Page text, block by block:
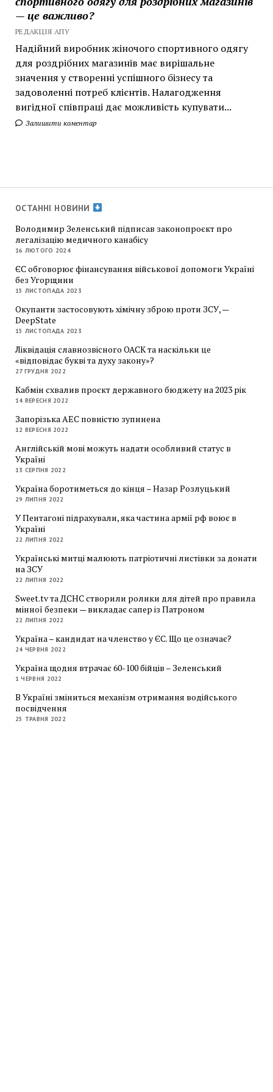
— це важливо?
РЕДАКЦІЯ АПУ
Надійний виробник жіночого спортивного одягу
для роздрібних магазинів має вирішальне
значення у створенні успішного бізнесу та
задоволенні потреб клієнтів. Налагодження
вигідної співпраці дає можливість купувати...
Залишити коментар
ОСТАННІ НОВИНИ
Володимир Зеленський підписав законопроєкт про
легалізацію медичного канабісу
16 ЛЮТОГО 2024
ЄС обговорює фінансування військової допомоги Україні
без Угорщини
15 ЛИСТОПАДА 2023
Окупанти застосовують хімічну зброю проти ЗСУ, —
DeepState
15 ЛИСТОПАДА 2023
Ліквідація славнозвісного ОАСК та наскільки це
«відповідає букві та духу закону»?
27 ГРУДНЯ 2022
Кабмін схвалив проєкт державного бюджету на 2023 рік
14 ВЕРЕСНЯ 2022
Запорізька АЕС повністю зупинена
12 ВЕРЕСНЯ 2022
Англійській мові можуть надати особливий статус в
Україні
13 СЕРПНЯ 2022
Україна боротиметься до кінця – Назар Розлуцький
29 ЛИПНЯ 2022
У Пентагоні підрахували, яка частина армії рф воює в
Україні
22 ЛИПНЯ 2022
Українські митці малюють патріотичні листівки за донати
на ЗСУ
22 ЛИПНЯ 2022
Sweet.tv та ДСНС створили ролики для дітей про правила
мінної безпеки — викладає сапер із Патроном
22 ЛИПНЯ 2022
Україна – кандидат на членство у ЄС. Що це означає?
24 ЧЕРВНЯ 2022
Україна щодня втрачає 60-100 бійців – Зеленський
1 ЧЕРВНЯ 2022
В Україні зміниться механізм отримання водійського
посвідчення
25 ТРАВНЯ 2022